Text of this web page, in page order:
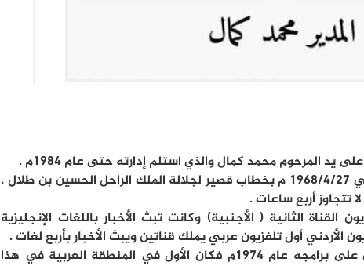
* بدأ التلفزيون الأردني البث الرسمي في ١٩٦٨/٤/٢٧ م بخطاب قصير لجلالة الملك الراحل الحسين بن طلال ،
تتجاوز أربع ساعات .
الثانية ( الأجنبية) وكانت تبث الأخبار باللغات الإنجليزية
الأردني أول تلفزيون عربي يملك قناتين ويبث الأخبار بأربع لغات .
* أدخل التلفزيون الأردني البث الملون على برامجه عام ١٩٧٤م فكان الأول في المنطقة العربية في هذا